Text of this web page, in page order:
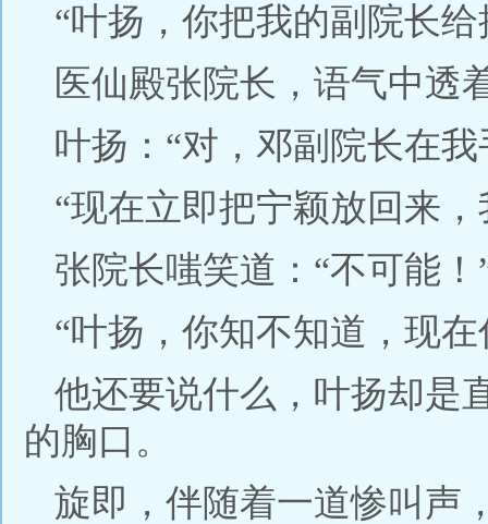
“叶扬，你把我的副院长给
医仙殿张院长，语气中透
叶扬：“对，邓副院长在
“现在立即把宁颖放回来
张院长嗤笑道：“不可能！
“叶扬，你知不知道，现
他还要说什么，叶扬却是
的胸口。
旋即，伴随着一道惨叫声